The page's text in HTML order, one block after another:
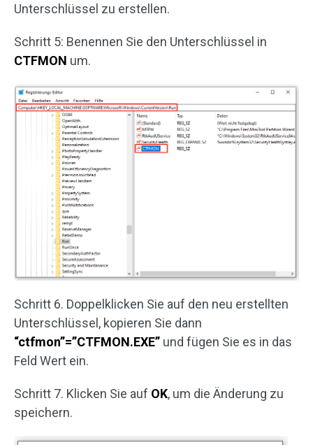
Unterschlüssel zu erstellen.
Schritt 5: Benennen Sie den Unterschlüssel in
CTFMON um.
Schritt 6. Doppelklicken Sie auf den neu erstellten
Unterschlüssel, kopieren Sie dann
“ctfmon”=”CTFMON.EXE” und fügen Sie es in das
Feld Wert ein.
Schritt 7. Klicken Sie auf OK, um die Änderung zu
speichern.